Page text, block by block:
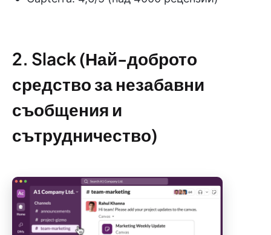
2. Slack (Най-доброто
средство за незабавни
съобщения и
сътрудничество)